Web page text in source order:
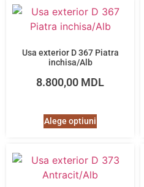
Usa exterior D 367 Piatra
inchisa/Alb
8.800,00 MDL
Alege optiuni